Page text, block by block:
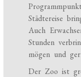
Städtereise
Auch
Stunden
mögen und
Der Zoo ist